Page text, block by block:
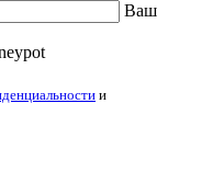
Ваш
и